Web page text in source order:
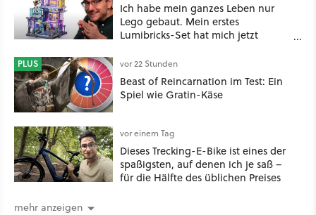
Ich habe mein ganzes Leben nur
Lego gebaut. Mein erstes
Lumibricks-Set hat mich jetzt
Stack im Test
PLUS vor 22 Stunden
Beast of Reincarnation im Test: Ein
Spiel wie Gratin-Käse
vor einem Tag
Dieses Trecking-E-Bike ist eines der
spaßigsten, auf denen ich je saß –
für die Hälfte des üblichen Preises
mehr anzeigen